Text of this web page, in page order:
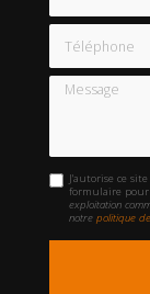
Téléphone
Message
J'autorise ce
formulaire
exploitation
notrepolitique